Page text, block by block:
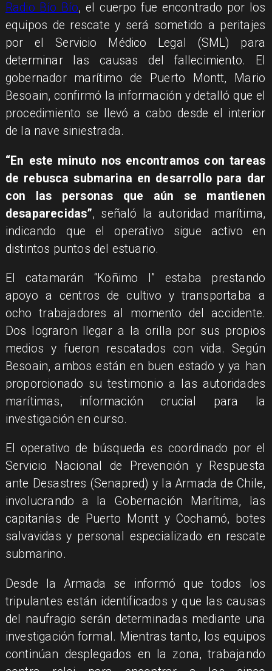
Radio Bío Bío, el cuerpo fue encontrado por los
equipos de rescate y será sometido a peritajes
por el Servicio Médico Legal (SML) para
determinar las causas del fallecimiento. El
gobernador marítimo de Puerto Montt, Mario
Besoain, confirmó la información y detalló que el
procedimiento se llevó a cabo desde el interior
de la nave siniestrada.
“En este minuto nos encontramos con tareas
de rebusca submarina en desarrollo para dar
con las personas que aún se mantienen
desaparecidas”, señaló la autoridad marítima,
indicando que el operativo sigue activo en
distintos puntos del estuario.
El catamarán “Koñimo I” estaba prestando
apoyo a centros de cultivo y transportaba a
ocho trabajadores al momento del accidente.
Dos lograron llegar a la orilla por sus propios
medios y fueron rescatados con vida. Según
Besoain, ambos están en buen estado y ya han
proporcionado su testimonio a las autoridades
marítimas, información crucial para la
investigación en curso.
El operativo de búsqueda es coordinado por el
Servicio Nacional de Prevención y Respuesta
ante Desastres (Senapred) y la Armada de Chile,
involucrando a la Gobernación Marítima, las
capitanías de Puerto Montt y Cochamó, botes
salvavidas y personal especializado en rescate
submarino.
Desde la Armada se informó que todos los
tripulantes están identificados y que las causas
del naufragio serán determinadas mediante una
investigación formal. Mientras tanto, los equipos
continúan desplegados en la zona, trabajando